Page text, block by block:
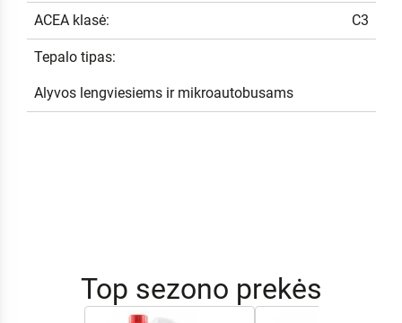
ACEA klasė: C3
Tepalo tipas:
Alyvos lengviesiems ir mikroautobusams
Top sezono prekės